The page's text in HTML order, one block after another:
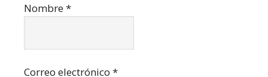
Nombre*
Correo electrónico *